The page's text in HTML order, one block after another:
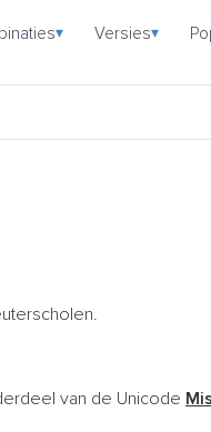
▾ Versies▾
van de Unicode